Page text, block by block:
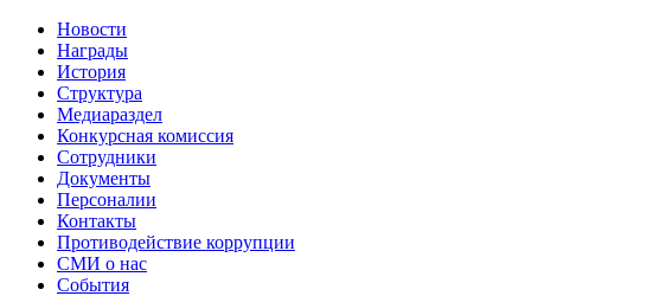
Новости
Награды
История
Структура
Медиараздел
Конкурсная комиссия
Сотрудники
Документы
Персоналии
Контакты
Противодействие коррупции
СМИ о нас
События